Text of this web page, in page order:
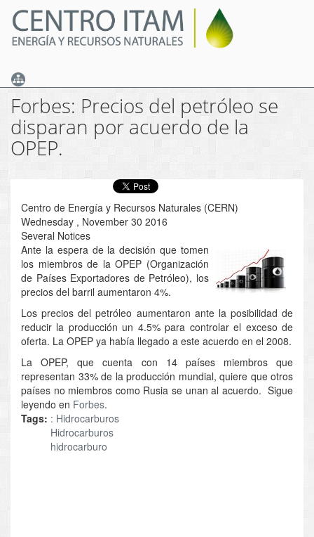
Skip
main
content
Forbes: Precios del petróleo se
disparan por acuerdo de la
OPEP.
Centro de Energía y Recursos Naturales (CERN)
Wednesday , November 30 2016
Several Notices
Ante la espera de la decisión que tomen
los miembros de la OPEP (Organización
de Países Exportadores de Petróleo), los
precios del barril aumentaron 4%.
Los precios del petróleo aumentaron ante la posibilidad de
reducir la producción un 4.5% para controlar el exceso de
oferta. La OPEP ya había llegado a este acuerdo en el 2008.
La OPEP, que cuenta con 14 países miembros que
representan 33% de la producción mundial, quiere que otros
países no miembros como Rusia se unan al acuerdo. Sigue
leyendo en Forbes.
Tags: : Hidrocarburos
Hidrocarburos
hidrocarburo